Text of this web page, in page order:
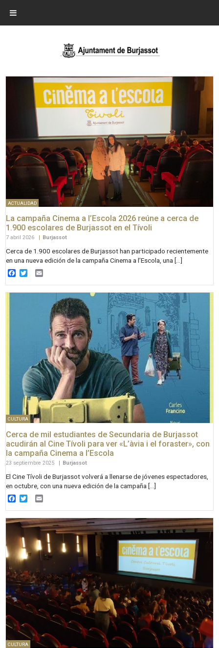
ACTUALIDAD
La campaña Cinema a l’Escola 2026 reúne a cerca de
1.900 escolares de Burjassot en el Tívoli
7 abril 2026 Burjassot
Cerca de 1.900 escolares de Burjassot han participado recientemente
en una nueva edición de la campaña Cinema a l’Escola, una […]
Facebook
Twitter
CULTURA
Cerca de mil estudiantes de Secundaria de Burjassot
acudirán al Cine Tívoli para ver «L’àvia i el foraster», con
la campaña Cinema a l’Escola
23 septiembre 2025 | Burjassot
El Cine Tívoli de Burjassot volverá a llenarse de jóvenes espectadores,
en octubre, con una nueva edición de la campaña […]
Facebook
Twitter
CULTURA